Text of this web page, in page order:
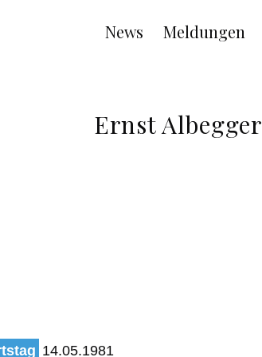
Main
navigation
News Meldungen
Ernst Albegger
14.05.1981